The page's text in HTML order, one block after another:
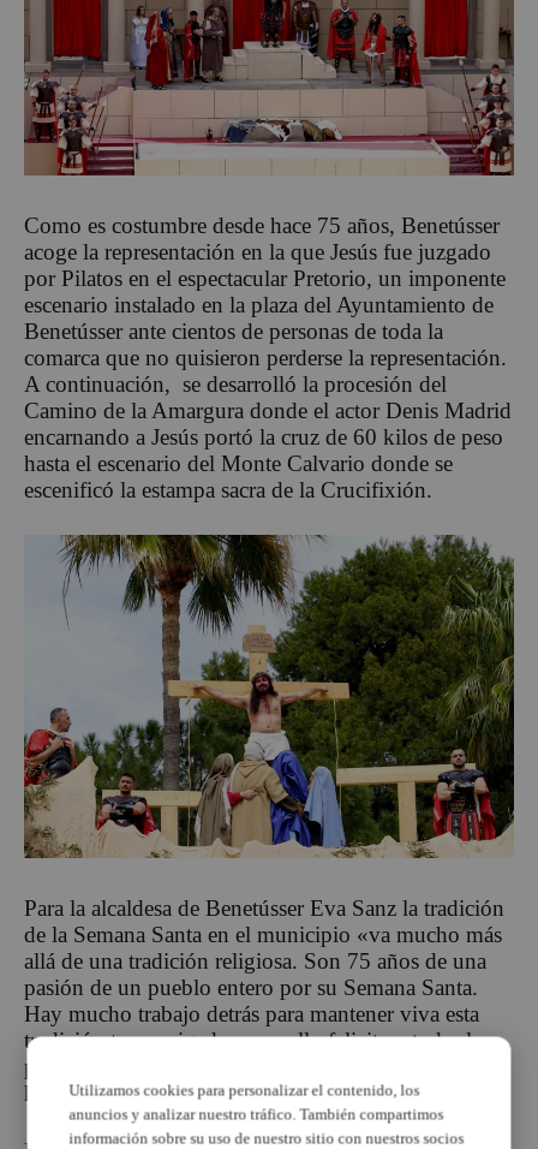
Como es costumbre desde hace 75 años, Benetússer
acoge la representación en la que Jesús fue juzgado
por Pilatos en el espectacular Pretorio, un imponente
escenario instalado en la plaza del Ayuntamiento de
Benetússer ante cientos de personas de toda la
comarca que no quisieron perderse la representación.
A continuación, se desarrolló la procesión del
Camino de la Amargura donde el actor Denis Madrid
encarnando a Jesús portó la cruz de 60 kilos de peso
hasta el escenario del Monte Calvario donde se
escenificó la estampa sacra de la Crucifixión.
Para la alcaldesa de Benetússer Eva Sanz la tradición
de la Semana Santa en el municipio «va mucho más
allá de una tradición religiosa. Son 75 años de una
pasión de un pueblo entero por su Semana Santa.
Hay mucho trabajo detrás para mantener viva esta
tradición tan arraigada y por ello felicito a todas las
personas que de una forma u otra participan en ella»,
ha comentado Sanz.
Utilizamos cookies para personalizar el contenido, los
anuncios y analizar nuestro tráfico. También compartimos
información sobre su uso de nuestro sitio con nuestros socios